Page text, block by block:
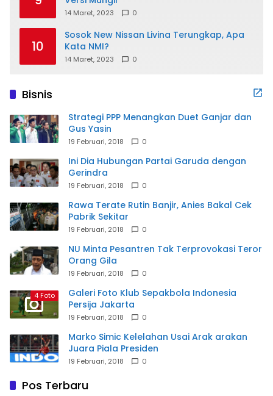
14 Maret, 2023 0
10
Sosok New Nissan Livina Terungkap, Apa
Kata NMI?
14 Maret, 2023 0
Bisnis
Strategi PPP Menangkan Duet Ganjar dan
Gus Yasin
19 Februari, 2018 0
Ini Dia Hubungan Partai Garuda dengan
Gerindra
19 Februari, 2018 0
Rawa Terate Rutin Banjir, Anies Bakal Cek
Pabrik Sekitar
19 Februari, 2018 0
NU Minta Pesantren Tak Terprovokasi Teror
Orang Gila
19 Februari, 2018 0
4 Foto
Galeri Foto Klub Sepakbola Indonesia
Persija Jakarta
19 Februari, 2018 0
Marko Simic Kelelahan Usai Arak arakan
Juara Piala Presiden
19 Februari, 2018 0
Pos Terbaru